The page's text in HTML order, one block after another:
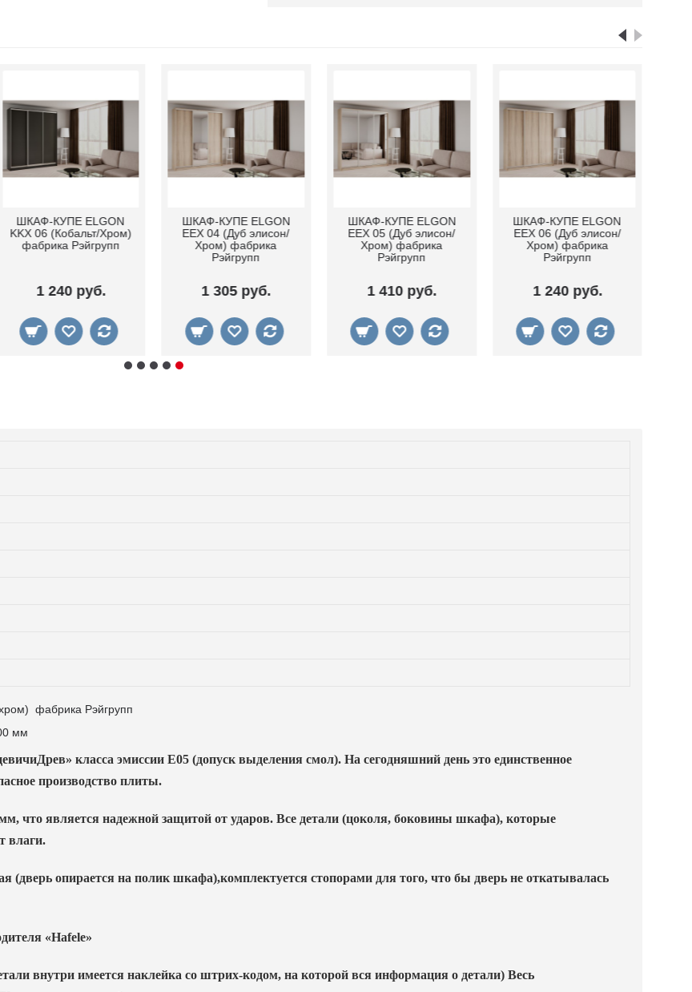
Шкаф-купе Elgon YYX
02 (Ясень снежный)
фабрика Рэйгрупп
965 руб.
Шкаф-купе Elgon YSX
02 (ясень снежный/
сосна натуральная)
фабрика Рэйгрупп
965 руб.
Шкаф-купе Elgon YYX
04 (Ясень снежный)
фабрика Рэйгрупп
1 020 руб.
ШКАФ-КУПЕ ELGON
YYX 03 (Ясень
снежный) фабрика
Рэйгрупп
1 230 руб.
фабрика Рэйгрупп
мм
класса эмиссии Е05 (допуск выделения смол). На сегодняшний день это единственное
производство плиты.
является надежной защитой от ударов. Все детали (цоколя, боковины шкафа), которые
влаги.
(дверь опирается на полик шкафа),комплектуется стопорами для того, что бы дверь не откатывалась
«Hafele»
внутри имеется наклейка со штрих-кодом, на которой вся информация о детали) Весь